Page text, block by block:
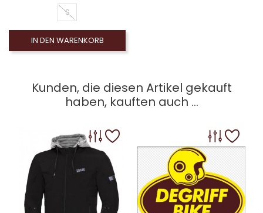
S
IN DEN WARENKORB
Kunden, die diesen Artikel gekauft
haben, kauften auch ...